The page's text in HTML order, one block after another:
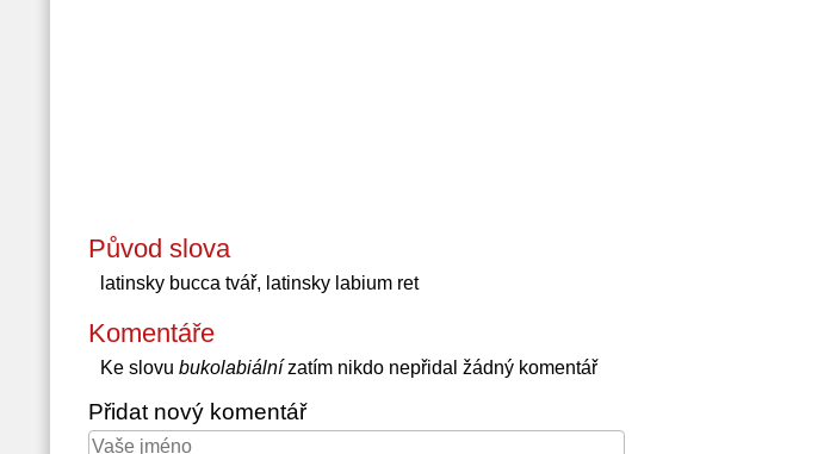
Původ slova
latinsky bucca tvář, latinsky labium ret
Komentáře
Ke slovu bukolabiálnízatím nikdo nepřidal žádný komentář
Přidat nový komentář